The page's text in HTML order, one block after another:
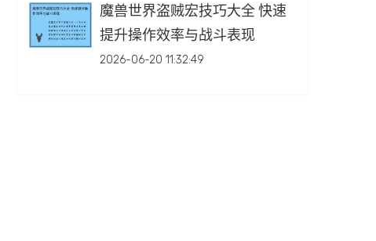
魔兽世界盗贼宏技巧大全 快速
提升操作效率与战斗表现
2026-06-20 11:32:49